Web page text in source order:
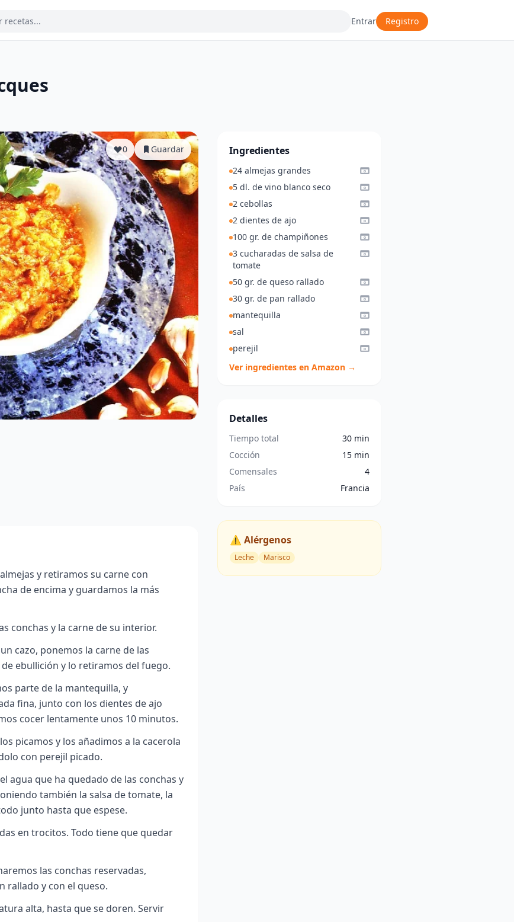
Entrar Registro
0 Guardar
y retiramos su carne con
de encima y guardamos la más
conchas y la carne de su interior.
cazo, ponemos la carne de las
ebullición y lo retiramos del fuego.
parte de la mantequilla, y
fina, junto con los dientes de ajo
cocer lentamente unos 10 minutos.
picamos y los añadimos a la cacerola
con perejil picado.
agua que ha quedado de las conchas y
también la salsa de tomate, la
junto hasta que espese.
en trocitos. Todo tiene que quedar
las conchas reservadas,
rallado y con el queso.
alta, hasta que se doren. Servir
Ingredientes
24 almejas grandes
5 dl. de vino blanco seco
2 cebollas
2 dientes de ajo
100 gr. de champiñones
3 cucharadas de salsa de
tomate
50 gr. de queso rallado
30 gr. de pan rallado
mantequilla
sal
perejil
Ver ingredientes en Amazon →
Detalles
Tiempo total
30 min
Cocción
15 min
Comensales
4
País
Francia
⚠️ Alérgenos
Leche Marisco